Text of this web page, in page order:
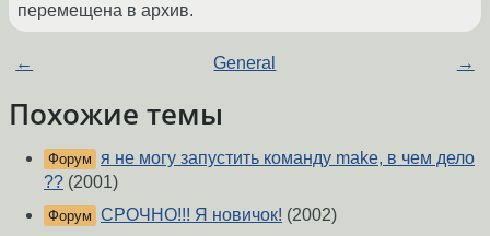
перемещена в архив.
← General →
Похожие темы
Форум
я не могу запустить команду make, в чем дело
?? (2001)
Форум СРОЧНО!!! Я новичок! (2002)